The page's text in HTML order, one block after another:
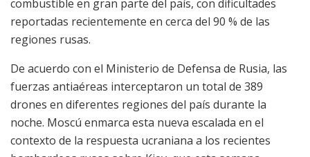
combustible en gran parte del país, con dificultades
reportadas recientemente en cerca del 90 % de las
regiones rusas.
De acuerdo con el Ministerio de Defensa de Rusia, las
fuerzas antiaéreas interceptaron un total de 389
drones en diferentes regiones del país durante la
noche. Moscú enmarca esta nueva escalada en el
contexto de la respuesta ucraniana a los recientes